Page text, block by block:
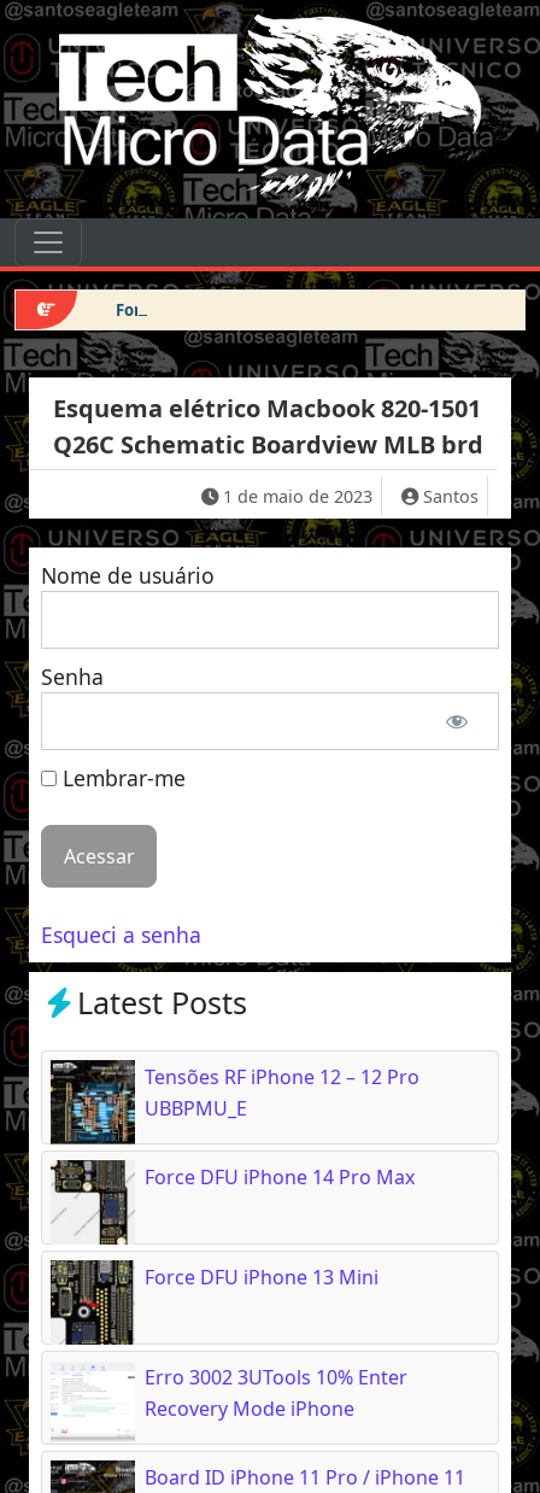
Pular para o conteúdo
Tech Micro Data
Pular para o conteúdo
Navegação principal
Force DFU iPhone 14 Pro Max
Esquema elétrico Macbook 820-1501
Q26C Schematic Boardview MLB brd
1 de maio de 2023 Santos
Nome de usuário
Senha
Lembrar-me
Esqueci a senha
Latest Posts
Tensões RF iPhone 12 – 12 Pro
UBBPMU_E
Force DFU iPhone 14 Pro Max
Force DFU iPhone 13 Mini
Erro 3002 3UTools 10% Enter
Recovery Mode iPhone
Board ID iPhone 11 Pro / iPhone 11